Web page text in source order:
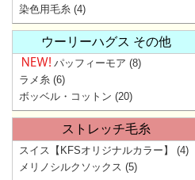
染色用毛糸 (4)
ウーリーハグス その他
パッフィーモア (8)
ラメ糸 (6)
ボッベル・コットン (20)
ストレッチ毛糸
スイス【KFSオリジナルカラー】
(4)
メリノシルクソックス (5)